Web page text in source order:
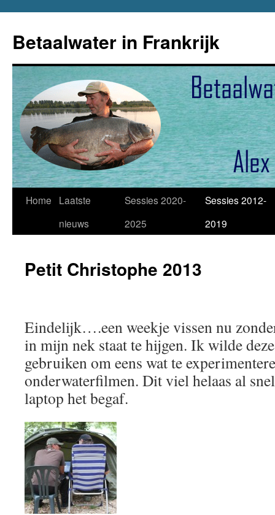
Betaalwater in Frankrijk
Skip
Home
Laatste
nieuws
Sessies 2020-
2025
Sessies 2012-
2019
Petit Christophe 2013
Eindelijk….een weekje vissen nu
in mijn nek staat te hijgen. Ik wilde deze
gebruiken om eens wat te
onderwaterfilmen. Dit viel helaas al
laptop het begaf.